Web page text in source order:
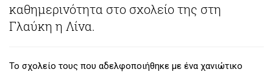
καθημερινότητα στο σχολείο της στη
Γλαύκη η Λίνα.
Το σχολείο τους που αδελφοποιήθηκε με ένα χανιώτικο